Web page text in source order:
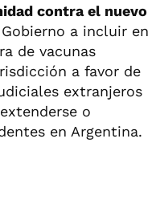
contra el nuevo
a incluir en
de vacunas
a favor de
extranjeros
o
en Argentina.